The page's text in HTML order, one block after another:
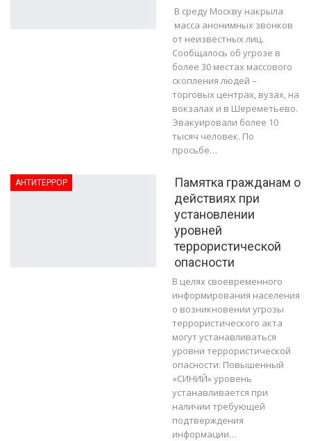
В среду Москву накрыла
масса анонимных звонков
от неизвестных лиц.
Сообщалось об угрозе в
более 30 местах массового
скопления людей –
торговых центрах, вузах, на
вокзалах и в Шереметьево.
Эвакуировали более 10
тысяч человек. По
просьбе…
АНТИТЕРРОР
Памятка гражданам о
действиях при
установлении
уровней
террористической
опасности
В целях своевременного
информирования населения
о возникновении угрозы
террористического акта
могут устанавливаться
уровни террористической
опасности: Повышенный
«СИНИЙ» уровень
устанавливается при
наличии требующей
подтверждения
информации…